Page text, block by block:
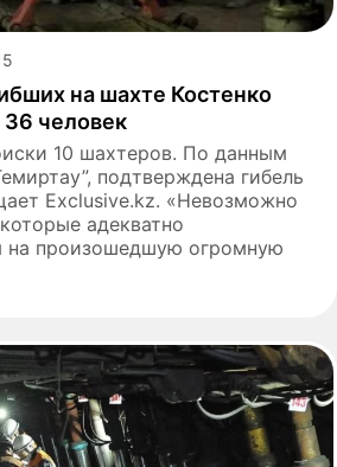
на шахте Костенко
человек
10 шахтеров. По данным
подтверждена гибель
Exclusive.kz. «Невозможно
адекватно
на произошедшую огромную